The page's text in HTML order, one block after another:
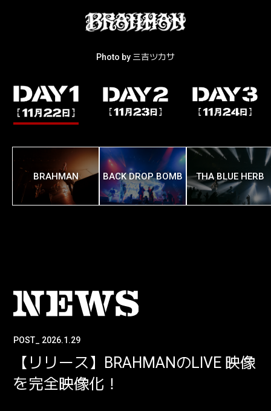
Photo by 三吉ツカサ
BRAHMAN BACK DROP BOMB THA BLUE HERB
POST_ 2026.1.29
【リリース】BRAHMANのLIVE 映像
を完全映像化！